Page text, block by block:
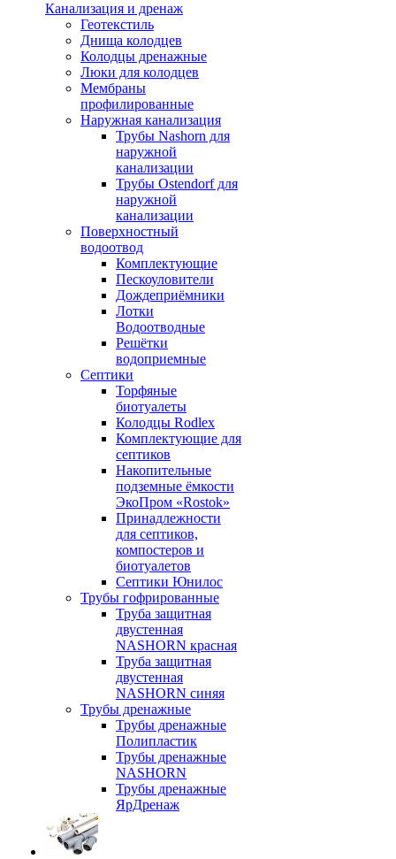
Канализация и дренаж
Геотекстиль
Днища колодцев
Колодцы дренажные
Люки для колодцев
Мембраны
профилированные
Наружная канализация
Трубы Nashorn для
наружной
канализации
Трубы Ostendorf для
наружной
канализации
Поверхностный
водоотвод
Комплектующие
Пескоуловители
Дождеприёмники
Лотки
Водоотводные
Решётки
водоприемные
Септики
Торфяные
биотуалеты
Колодцы Rodlex
Комплектующие для
септиков
Накопительные
подземные ёмкости
ЭкоПром «Rostok»
Принадлежности
для септиков,
компостеров и
биотуалетов
Септики Юнилос
Трубы гофрированные
Труба защитная
двустенная
NASHORN красная
Труба защитная
двустенная
NASHORN синяя
Трубы дренажные
Трубы дренажные
Полипластик
Трубы дренажные
NASHORN
Трубы дренажные
ЯрДренаж